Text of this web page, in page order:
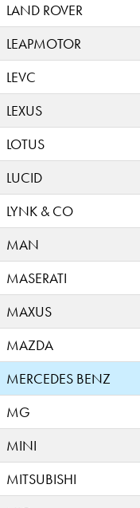
LAND ROVER
LEAPMOTOR
LEVC
LEXUS
LOTUS
LUCID
LYNK & CO
MAN
MASERATI
MAXUS
MAZDA
MERCEDES BENZ
MG
MINI
MITSUBISHI